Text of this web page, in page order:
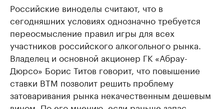
Российские виноделы считают, что в
сегодняшних условиях однозначно требуется
переосмысление правил игры для всех
участников российского алкогольного рынка.
Владелец и основной акционер ГК «Абрау-
Дюрсо» Борис Титов говорит, что повышение
ставки ВТМ позволит решить проблему
затоваривания рынка некачественным дешевым